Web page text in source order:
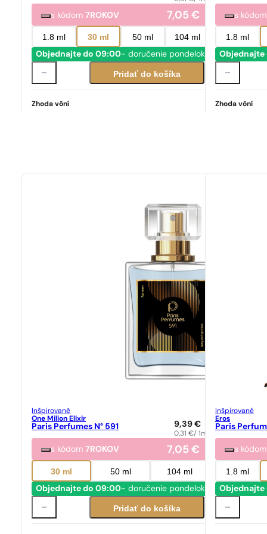
s kódom7ROKOV 7,05€
1.8 ml 30 ml 50 ml 104 ml
Objednajte do 09:00- doručenie pondelok
Pridať do košíka
Zhoda vôní
s
1.8 ml
Zhoda vôní
Inšpirované
One Milion Elixir
Paris Perfumes N° 591 9,39€
0,31€/ 1ml
s kódom7ROKOV 7,05€
30 ml 50 ml 104 ml
Objednajte do 09:00- doručenie pondelok
Pridať do košíka
Inšpirované
Eros
Paris
s
1.8 ml